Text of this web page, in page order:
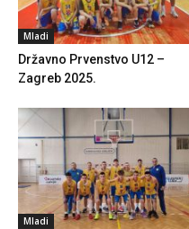
Mladi
Državno Prvenstvo U12 –
Zagreb 2025.
Mladi